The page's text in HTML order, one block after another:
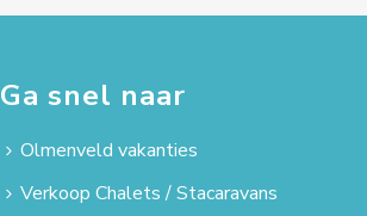
Ga snel naar
Olmenveld vakanties
Verkoop Chalets / Stacaravans